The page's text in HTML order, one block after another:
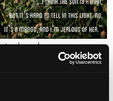
el mango es musa para
pinturas que datan de hace
la poesía